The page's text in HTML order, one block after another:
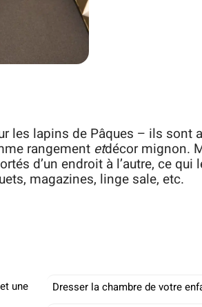
les lapins de Pâques – ils sont
rangement etdécor mignon.
d’un endroit à l’autre, ce qui
magazines, linge sale, etc.
une
Dresser la chambre de votre